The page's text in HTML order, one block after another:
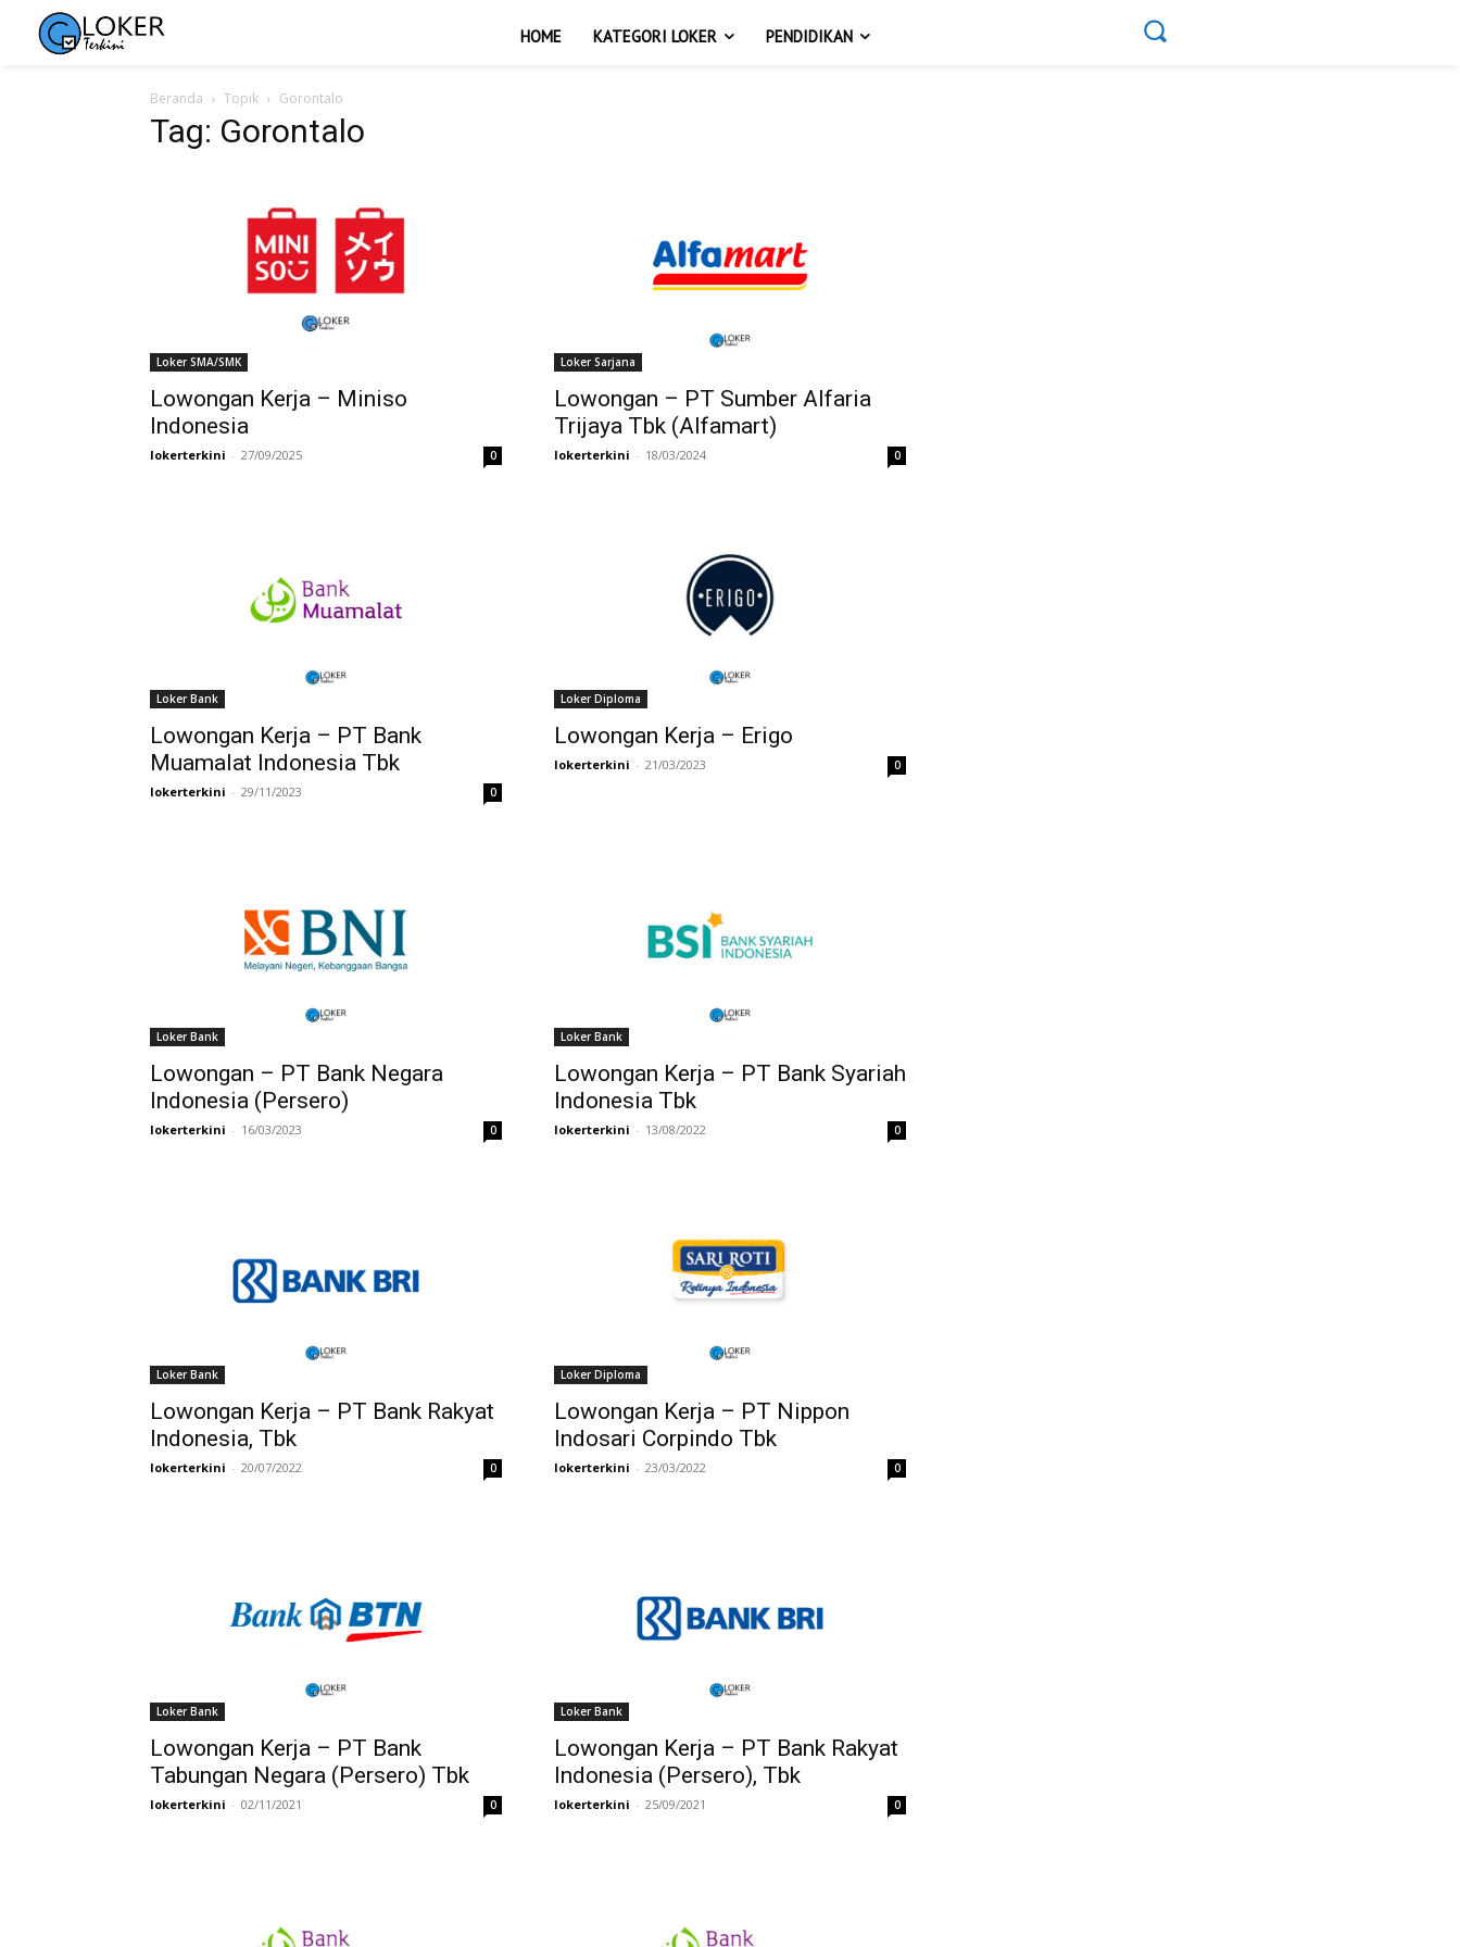
HOME KATEGORI LOKER PENDIDIKAN
Beranda Topik Gorontalo
Tag: Gorontalo
Loker SMA/SMK
Lowongan Kerja – Miniso
Indonesia
lokerterkini - 27/09/2025 0
Loker Sarjana
Lowongan – PT Sumber Alfaria
Trijaya Tbk (Alfamart)
lokerterkini - 18/03/2024 0
Loker Bank
Lowongan Kerja – PT Bank
Muamalat Indonesia Tbk
lokerterkini - 29/11/2023 0
Loker Diploma
Lowongan Kerja – Erigo
lokerterkini - 21/03/2023 0
Loker Bank
Lowongan – PT Bank Negara
Indonesia (Persero)
lokerterkini - 16/03/2023 0
Loker Bank
Lowongan Kerja – PT Bank Syariah
Indonesia Tbk
lokerterkini - 13/08/2022 0
Loker Bank
Lowongan Kerja – PT Bank Rakyat
Indonesia, Tbk
lokerterkini - 20/07/2022 0
Loker Diploma
Lowongan Kerja – PT Nippon
Indosari Corpindo Tbk
lokerterkini - 23/03/2022 0
Loker Bank
Lowongan Kerja – PT Bank
Tabungan Negara (Persero) Tbk
lokerterkini - 02/11/2021 0
Loker Bank
Lowongan Kerja – PT Bank Rakyat
Indonesia (Persero), Tbk
lokerterkini - 25/09/2021 0